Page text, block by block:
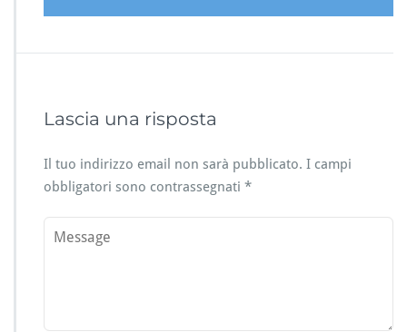
Lascia una risposta
Il tuo indirizzo email non sarà pubblicato. I campi
obbligatori sono contrassegnati *